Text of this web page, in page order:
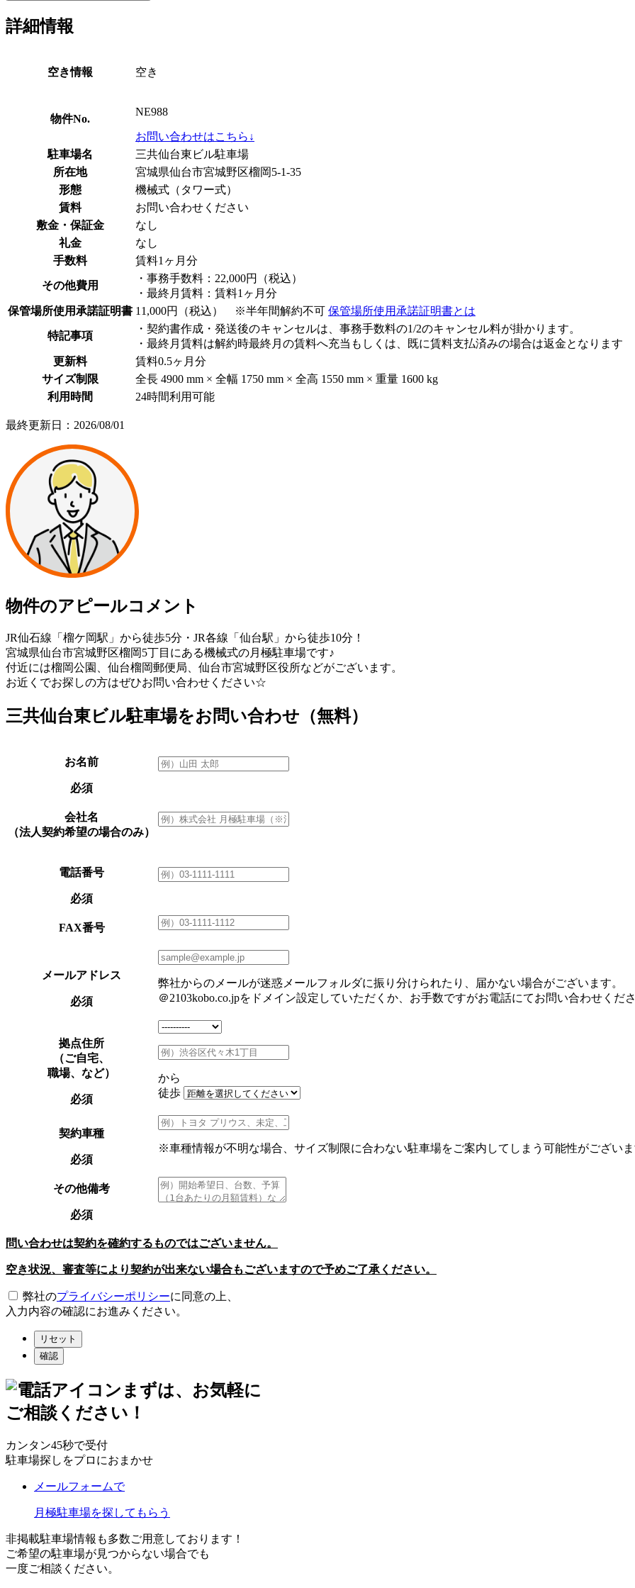
詳細情報
空き情報 空き
物件No.
NE988
お問い合わせはこちら↓
駐車場名
三共仙台東ビル駐車場
所在地
宮城県仙台市宮城野区榴岡5-1-35
形態
機械式（タワー式）
賃料
お問い合わせください
敷金・保証金
なし
礼金
なし
手数料
賃料1ヶ月分
その他費用
・事務手数料：22,000円（税込）
・最終月賃料：賃料1ヶ月分
保管場所使用承諾証明書 11,000円（税込） ※半年間解約不可 保管場所使用承諾証明書とは
特記事項
・契約書作成・発送後のキャンセルは、事務手数料の1/2のキャンセル料が掛かります。
・最終月賃料は解約時最終月の賃料へ充当もしくは、既に賃料支払済みの場合は返金となります
更新料
賃料0.5ヶ月分
サイズ制限
全長 4900 mm × 全幅 1750 mm × 全高 1550 mm × 重量 1600 kg
利用時間
24時間利用可能
最終更新日：2026/08/01
物件のアピールコメント
JR仙石線「榴ケ岡駅」から徒歩5分・JR各線「仙台駅」から徒歩10分！
宮城県仙台市宮城野区榴岡5丁目にある機械式の月極駐車場です♪
付近には榴岡公園、仙台榴岡郵便局、仙台市宮城野区役所などがございます。
お近くでお探しの方はぜひお問い合わせください☆
三共仙台東ビル駐車場をお問い合わせ（無料）
お名前
必須
会社名
（法人契約希望の場合のみ）
電話番号
必須
FAX番号
メールアドレス
必須
弊社からのメールが迷惑メールフォルダに振り分けられたり、届かない場合がございます。
＠2103kobo.co.jpをドメイン設定していただくか、お手数ですがお電話にてお問い合わせくださ
拠点住所
（ご自宅、
職場、など）
必須
から
徒歩
契約車種
必須
※車種情報が不明な場合、サイズ制限に合わない駐車場をご案内してしまう可能性がございま
その他備考
必須
問い合わせは契約を確約するものではございません。
空き状況、審査等により契約が出来ない場合もございますので予めご了承ください。
弊社のプライバシーポリシーに同意の上、
入力内容の確認にお進みください。
リセット
確認
まずは、お気軽に
ご相談ください！
カンタン45秒で受付
駐車場探しをプロにおまかせ
メールフォームで
月極駐車場を探してもらう
非掲載駐車場情報も多数ご用意しております！
ご希望の駐車場が見つからない場合でも
一度ご相談ください。